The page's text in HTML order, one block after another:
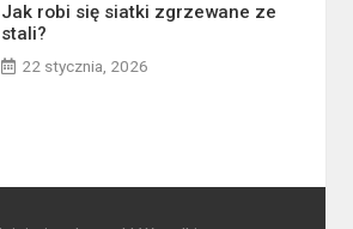
Jak robi się siatki zgrzewane ze
stali?
22 stycznia, 2026